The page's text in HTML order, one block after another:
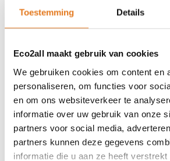
Toestemming Details
Eco2all maakt gebruik van cookies
We gebruiken cookies om content en
personaliseren, om functies voor
en om ons websiteverkeer te
informatie over uw gebruik van onze
partners voor social media,
partners kunnen deze gegevens
informatie die u aan ze heeft verstrekt
Partner Locator
Appendages
Biomassa ketels
Boilers
Buffervaten
Controllers